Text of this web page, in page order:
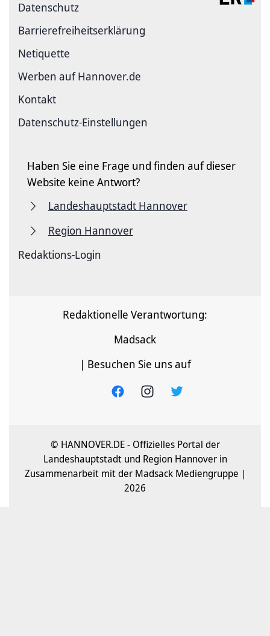
Datenschutz
Barriere­freiheits­erklärung
Netiquette
Werben auf Hannover.de
Kontakt
Datenschutz-Einstellungen
Haben Sie eine Frage und finden auf dieser
Website keine Antwort?
Landeshauptstadt Hannover
Region Hannover
Redaktions-Login
Redaktionelle Verantwortung:
Madsack
| Besuchen Sie uns auf
© HANNOVER.DE - Offizielles Portal der
Landeshauptstadt und Region Hannover in
Zusammenarbeit mit der Madsack Mediengruppe |
2026